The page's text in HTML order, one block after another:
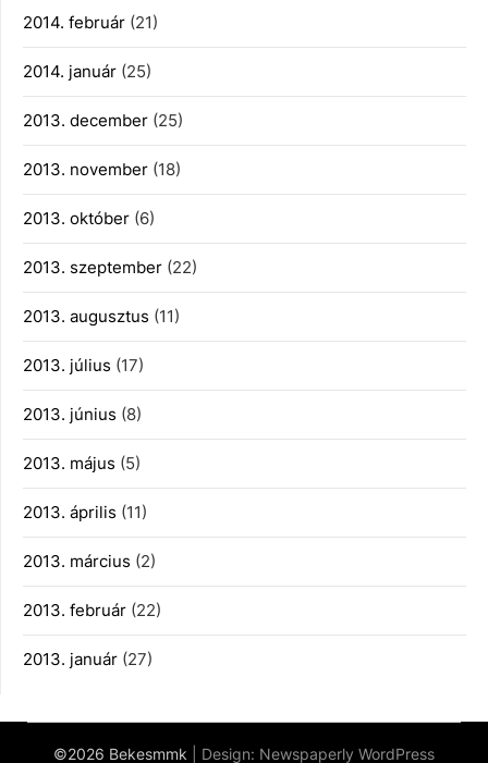
2014. február (21)
2014. január (25)
2013. december (25)
2013. november (18)
2013. október (6)
2013. szeptember (22)
2013. augusztus (11)
2013. július (17)
2013. június (8)
2013. május (5)
2013. április (11)
2013. március (2)
2013. február (22)
2013. január (27)
©2026 Bekesmmk | Design: Newspaperly WordPress